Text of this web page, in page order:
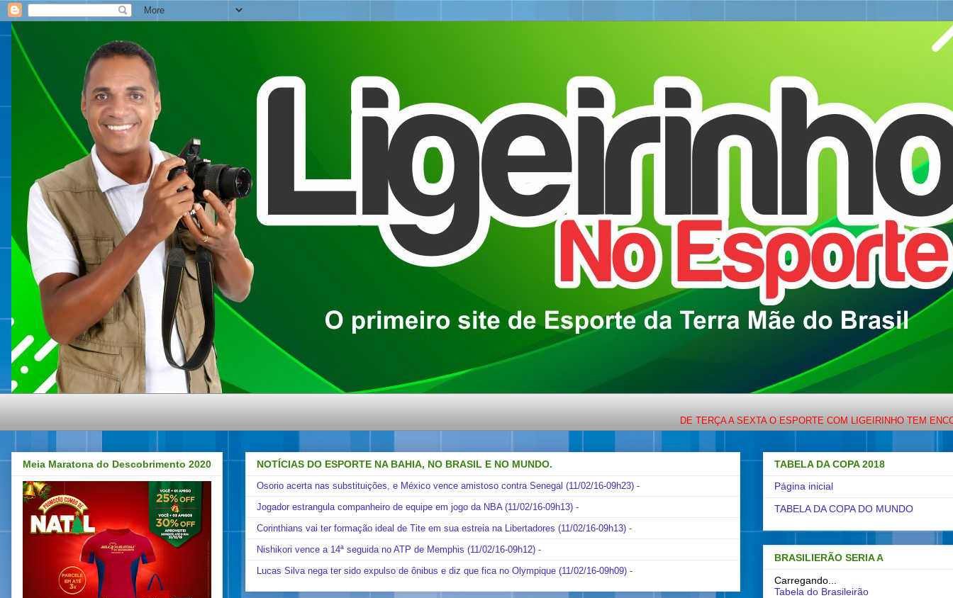
DE TERÇA A SEXTA O ESPORTE COM LIGEIRINHO TEM
NOTÍCIAS DO ESPORTE NA BAHIA, NO BRASIL E NO MUNDO.
Osorio acerta nas substituições, e México vence amistoso contra Senegal (11/02/16-09h23) -
Jogador estrangula companheiro de equipe em jogo da NBA (11/02/16-09h13) -
Corinthians vai ter formação ideal de Tite em sua estreia na Libertadores (11/02/16-09h13) -
Nishikori vence a 14ª seguida no ATP de Memphis (11/02/16-09h12) -
Lucas Silva nega ter sido expulso de ônibus e diz que fica no Olympique (11/02/16-09h09) -
Meia Maratona do Descobrimento 2020
TABELA DA COPA 2018
Página inicial
TABELA DA COPA DO MUNDO
BRASILIERÃO SERIA A
Carregando...
Tabela do Brasileirão